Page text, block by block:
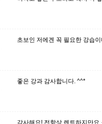
초보인 저에겐 꼭 필요한 강습
좋은 강과 감사합니다. ^^*
감사해요! 전항상 렌트하지만요